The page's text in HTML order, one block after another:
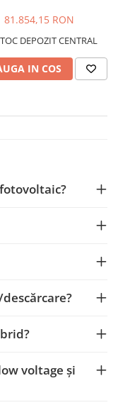
IP55
81.854,15 RON
DEPOZIT CENTRAL
IN COS
voltage și